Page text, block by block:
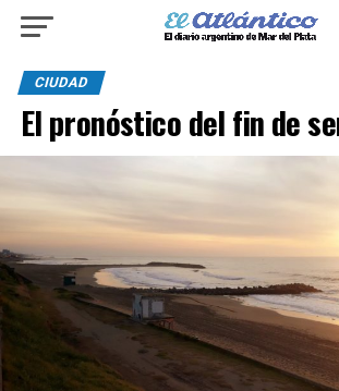
CIUDAD
El pronóstico del fin de